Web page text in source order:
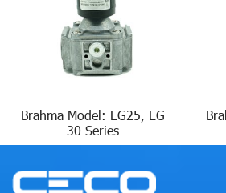
Brahma Model: EG25, EG
30 Series